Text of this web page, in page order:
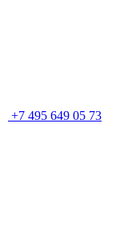
+7 495 649 05 73